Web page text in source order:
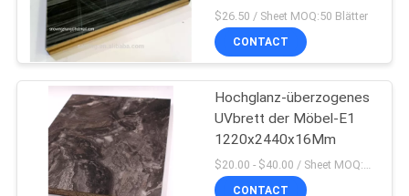
TRETEN
MIT
VERBINDUNG
$26.50 / Sheet MOQ:50 Blätter
CONTACT
Hochglanz-überzogenes
UVbrett der Möbel-E1
1220x2440x16Mm
CONTACT